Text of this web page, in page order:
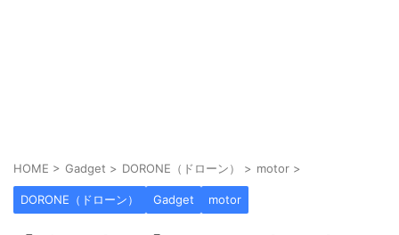
HOME > Gadget > DORONE（ドローン） > motor >
DORONE（ドローン） Gadget motor